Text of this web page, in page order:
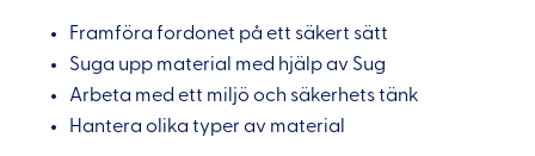
Framföra fordonet på ett säkert sätt
Suga upp material med hjälp av Sug
Arbeta med ett miljö och säkerhets tänk
Hantera olika typer av material